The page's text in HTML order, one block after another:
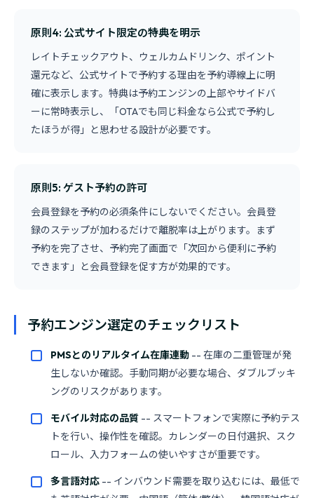
原則4: 公式サイト限定の特典を明示
レイトチェックアウト、ウェルカムドリンク、ポイント
還元など、公式サイトで予約する理由を予約導線上に明
確に表示します。特典は予約エンジンの上部やサイドバ
ーに常時表示し、「OTAでも同じ料金なら公式で予約し
たほうが得」と思わせる設計が必要です。
原則5: ゲスト予約の許可
会員登録を予約の必須条件にしないでください。会員登
録のステップが加わるだけで離脱率は上がります。まず
予約を完了させ、予約完了画面で「次回から便利に予約
できます」と会員登録を促す方が効果的です。
予約エンジン選定のチェックリスト
PMSとのリアルタイム在庫連動 -- 在庫の二重管理が発
生しないか確認。手動同期が必要な場合、ダブルブッキ
ングのリスクがあります。
モバイル対応の品質 -- スマートフォンで実際に予約テス
トを行い、操作性を確認。カレンダーの日付選択、スク
ロール、入力フォームの使いやすさが重要です。
多言語対応 -- インバウンド需要を取り込むには、最低で